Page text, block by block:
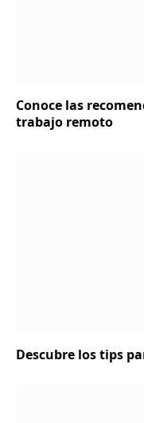
Conoce las
trabajo remoto
Descubre los tips